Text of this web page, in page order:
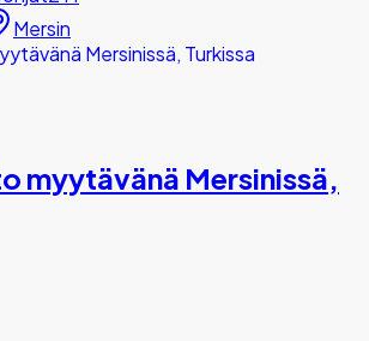
Mersin
myytävänä Mersinissä,